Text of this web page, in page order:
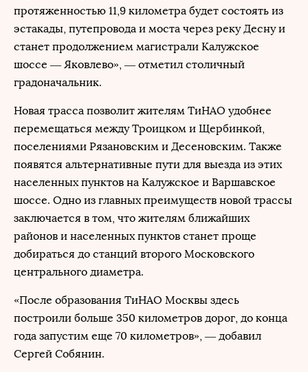
протяженностью 11,9 километра будет состоять из
эстакады, путепровода и моста через реку Десну и
станет продолжением магистрали Калужское
шоссе — Яковлево», — отметил столичный
градоначальник.
Новая трасса позволит жителям ТиНАО удобнее
перемещаться между Троицком и Щербинкой,
поселениями Рязановским и Десеновским. Также
появятся альтернативные пути для выезда из этих
населенных пунктов на Калужское и Варшавское
шоссе. Одно из главных преимуществ новой трассы
заключается в том, что жителям ближайших
районов и населенных пунктов станет проще
добираться до станций второго Московского
центрального диаметра.
«После образования ТиНАО Москвы здесь
построили больше 350 километров дорог, до конца
года запустим еще 70 километров», — добавил
Сергей Собянин.